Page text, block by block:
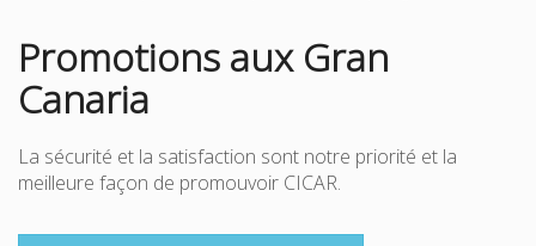
Promotions aux Gran
Canaria
La sécurité et la satisfaction sont notre priorité et la
meilleure façon de promouvoir CICAR.